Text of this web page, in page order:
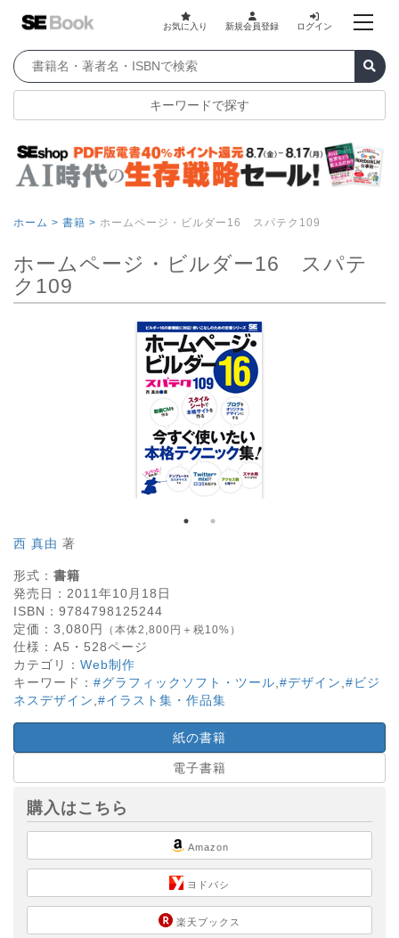
お気に入り 新規会員登録 ログイン
キーワードで探す
ホーム > 書籍 > ホームページ・ビルダー16 スパテク109
ホームページ・ビルダー16 スパテ
ク109
西 真由 著
形式： 書籍
発売日： 2011年10月18日
ISBN： 9784798125244
定価： 3,080円 （本体2,800円＋税10%）
仕様： A5・ 528ページ
カテゴリ： Web制作
キーワード： #グラフィックソフト・ツール #デザイン #ビジ
ネスデザイン #イラスト集・作品集
紙の書籍
電子書籍
購入はこちら
Amazon
ヨドバシ
楽天ブックス